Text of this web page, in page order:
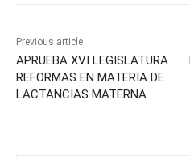
Previous article
APRUEBA XVI LEGISLATURA
REFORMAS EN MATERIA DE
LACTANCIAS MATERNA